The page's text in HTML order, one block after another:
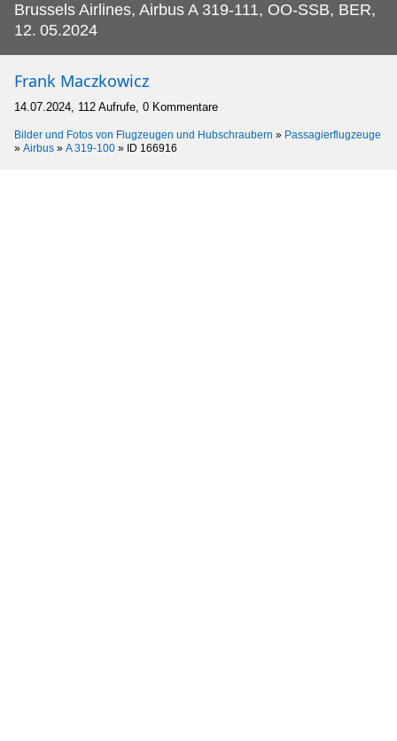
Brussels Airlines, Airbus A 319-111, OO-SSB, BER,
12. 05.2024
Frank Maczkowicz
14.07.2024, 112 Aufrufe, 0 Kommentare
Bilder und Fotos von Flugzeugen und Hubschraubern » Passagierflugzeuge
» Airbus » A 319-100 » ID 166916